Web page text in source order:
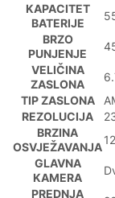
KAPACITET
BATERIJE
BRZO
PUNJENJE
VELIČINA
ZASLONA
TIP ZASLONA
REZOLUCIJA
BRZINA
OSVJEŽAVANJA
GLAVNA
KAMERA
PREDNJA